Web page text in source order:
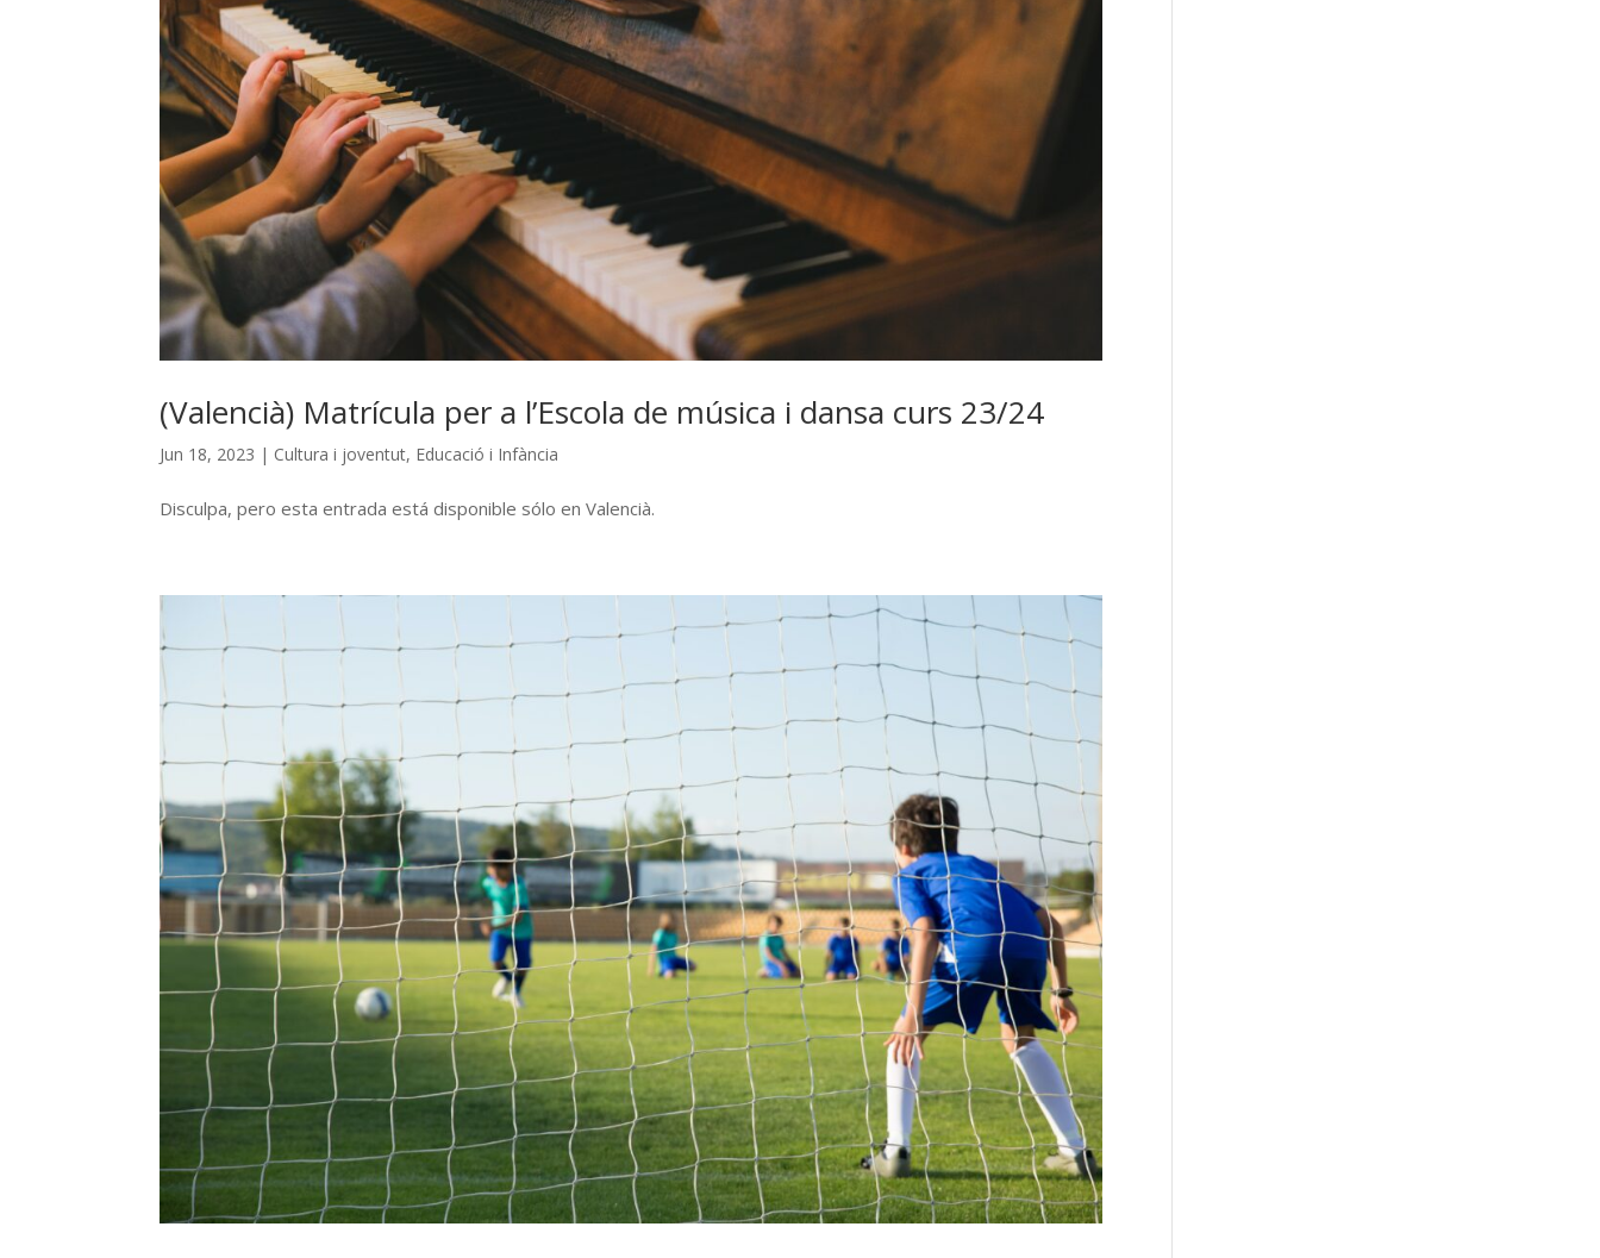
(Valencià) Matrícula per a l’Escola de música i dansa curs 23/24
Jun 18, 2023 | Cultura i joventut, Educació i Infància
Disculpa, pero esta entrada está disponible sólo en Valencià.